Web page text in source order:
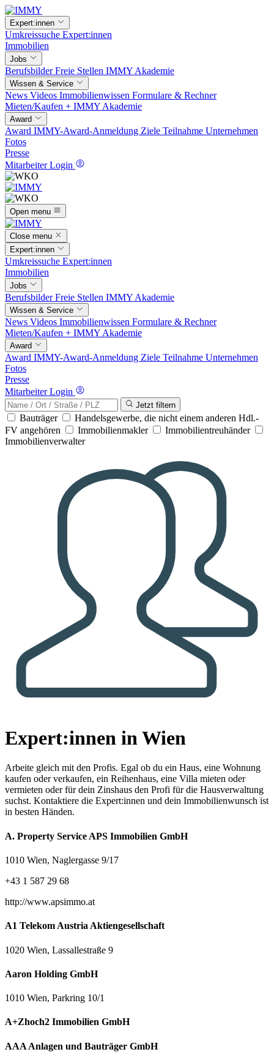
Expert:innen
Umkreissuche Expert:innen
Immobilien
Jobs
BerufsbilderFreie Stellen IMMY Akademie
Wissen & Service
News Videos Immobilienwissen Formulare & Rechner
Mieten/Kaufen + IMMY Akademie
Award
Award IMMY-Award-Anmeldung Ziele Teilnahme Unternehmen
Fotos
Presse
Mitarbeiter Login
Open menu
Close menu
Expert:innen
Umkreissuche Expert:innen
Immobilien
Jobs
BerufsbilderFreie Stellen IMMY Akademie
Wissen & Service
News Videos Immobilienwissen Formulare & Rechner
Mieten/Kaufen + IMMY Akademie
Award
Award IMMY-Award-Anmeldung Ziele Teilnahme Unternehmen
Fotos
Presse
Mitarbeiter Login
Jetzt filtern
Bauträger
Handelsgewerbe, die nicht einem anderen Hdl.-
FV angehören
Immobilienmakler
Immobilientreuhänder
Immobilienverwalter
Expert:innen in Wien
Arbeite gleich mit den Profis. Egal ob du ein Haus, eine Wohnung
kaufen oder verkaufen, ein Reihenhaus, eine Villa mieten oder
vermieten oder für dein Zinshaus den Profi für die Hausverwaltung
suchst. Kontaktiere die Expert:innen und dein Immobilienwunsch ist
in besten Händen.
A. Property Service APS Immobilien GmbH
1010 Wien, Naglergasse 9/17
+43 1 587 29 68
http://www.apsimmo.at
A1 Telekom Austria Aktiengesellschaft
1020 Wien, Lassallestraße 9
Aaron Holding GmbH
1010 Wien, Parkring 10/1
A+Zhoch2 Immobilien GmbH
AAA Anlagen und Bauträger GmbH